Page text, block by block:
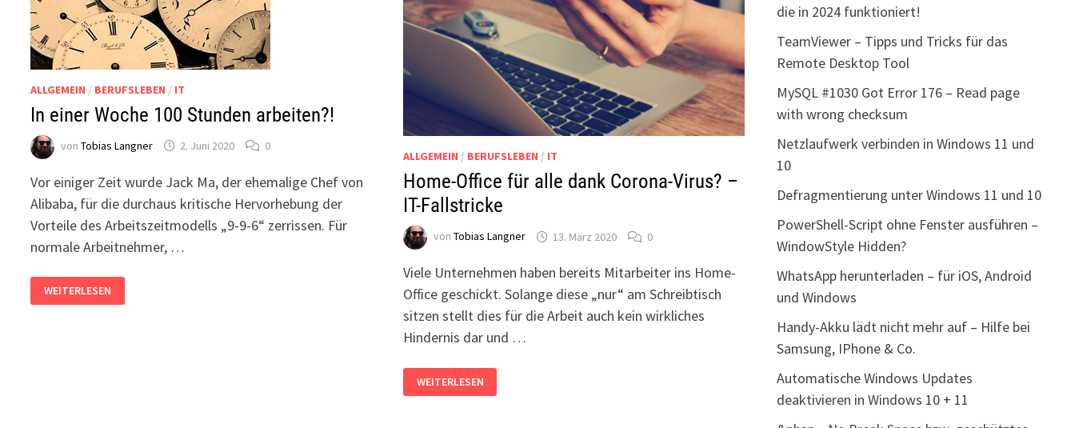
ALLGEMEIN / BERUFSLEBEN / IT
In einer Woche 100 Stunden arbeiten?!
vonTobias Langner 2. Juni 2020 0
Vor einiger Zeit wurde Jack Ma, der ehemalige Chef von
Alibaba, für die durchaus kritische Hervorhebung der
Vorteile des Arbeitszeitmodells „9-9-6“ zerrissen. Für
normale Arbeitnehmer, …
IN
EINER
WOCHE
WEITERLESEN
ALLGEMEIN / BERUFSLEBEN / IT
Home-Office für alle dank Corona-Virus? –
IT-Fallstricke
von Tobias Langner 13. März 2020 0
Viele Unternehmen haben bereits Mitarbeiter ins Home-
Office geschickt. Solange diese „nur“ am Schreibtisch
sitzen stellt dies für die Arbeit auch kein wirkliches
Hindernis dar und …
OFFICE
FÜR
WEITERLESEN
die in 2024 funktioniert!
TeamViewer – Tipps und Tricks für das
Remote Desktop Tool
MySQL #1030 Got Error 176 – Read page
with wrong checksum
Netzlaufwerk verbinden in Windows 11 und
10
Defragmentierung unter Windows 11 und 10
PowerShell-Script ohne Fenster ausführen –
WindowStyle Hidden?
WhatsApp herunterladen – für iOS, Android
und Windows
Handy-Akku lädt nicht mehr auf – Hilfe bei
Samsung, IPhone & Co.
Automatische Windows Updates
deaktivieren in Windows 10 + 11